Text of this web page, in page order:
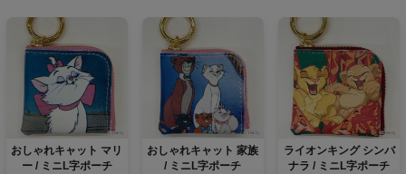
おしゃれキャット マリ
ー / ミニL字ポーチ
おしゃれキャット 家族
/ ミニL字ポーチ
ライオンキング シンバ
ナラ / ミニL字ポーチ